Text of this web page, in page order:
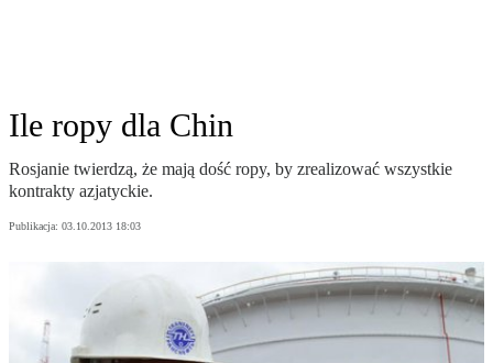
Ile ropy dla Chin
Rosjanie twierdzą, że mają dość ropy, by zrealizować wszystkie
kontrakty azjatyckie.
Publikacja: 03.10.2013 18:03